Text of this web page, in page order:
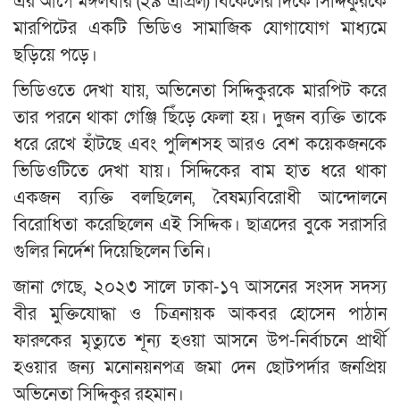
মারপিটের একটি ভিডিও সামাজিক যোগাযোগ মাধ্যমে
ছড়িয়ে পড়ে।
ভিডিওতে দেখা যায়, অভিনেতা সিদ্দিকুরকে মারপিট করে
তার পরনে থাকা গেঞ্জি ছিঁড়ে ফেলা হয়। দুজন ব্যক্তি তাকে
ধরে রেখে হাঁটছে এবং পুলিশসহ আরও বেশ কয়েকজনকে
ভিডিওটিতে দেখা যায়। সিদ্দিকের বাম হাত ধরে থাকা
একজন ব্যক্তি বলছিলেন, বৈষম্যবিরোধী আন্দোলনে
বিরোধিতা করেছিলেন এই সিদ্দিক। ছাত্রদের বুকে সরাসরি
গুলির নির্দেশ দিয়েছিলেন তিনি।
জানা গেছে, ২০২৩ সালে ঢাকা-১৭ আসনের সংসদ সদস্য
বীর মুক্তিযোদ্ধা ও চিত্রনায়ক আকবর হোসেন পাঠান
ফারুকের মৃত্যুতে শূন্য হওয়া আসনে উপ-নির্বাচনে প্রার্থী
হওয়ার জন্য মনোনয়নপত্র জমা দেন ছোটপর্দার জনপ্রিয়
অভিনেতা সিদ্দিকুর রহমান।